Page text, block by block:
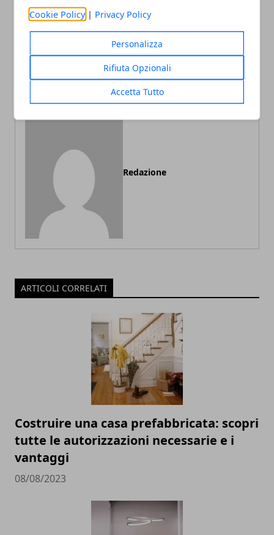
Cookie Policy | Privacy Policy
Personalizza
Rifiuta Opzionali
Accetta Tutto
Articolo Precedente
Lampade a sospensione:
scegliere quella migliore
Redazione
ARTICOLI CORRELATI
Costruire una casa prefabbricata: scopri
tutte le autorizzazioni necessarie e i
vantaggi
08/08/2023